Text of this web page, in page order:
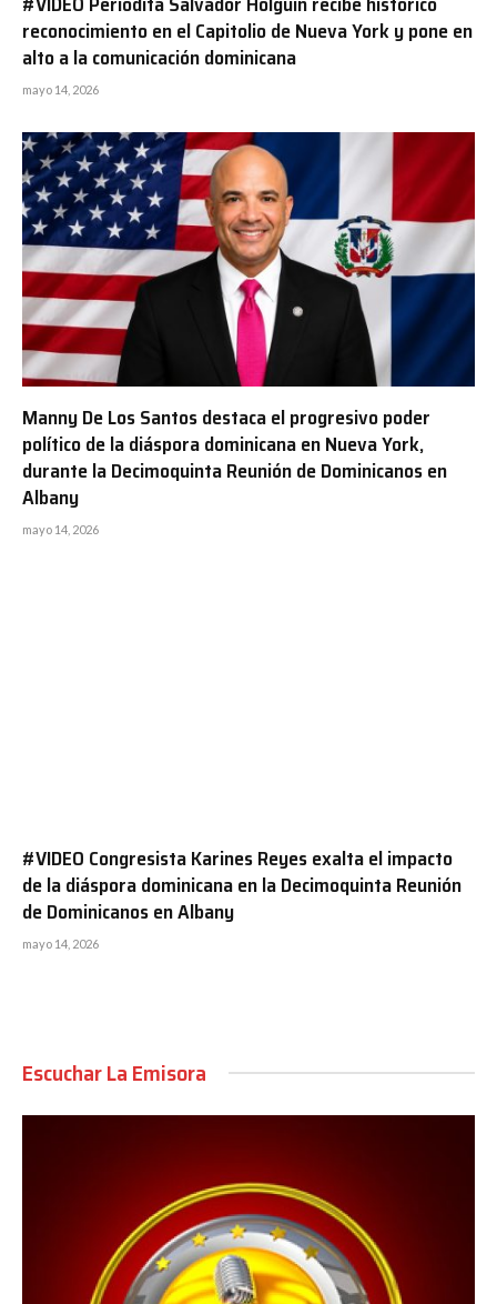
reconocimiento en el Capitolio de Nueva York y pone en
alto a la comunicación dominicana
mayo 14, 2026
Manny De Los Santos destaca el progresivo poder
político de la diáspora dominicana en Nueva York,
durante la Decimoquinta Reunión de Dominicanos en
Albany
mayo 14, 2026
#VIDEO Congresista Karines Reyes exalta el impacto
de la diáspora dominicana en la Decimoquinta Reunión
de Dominicanos en Albany
mayo 14, 2026
Escuchar La Emisora